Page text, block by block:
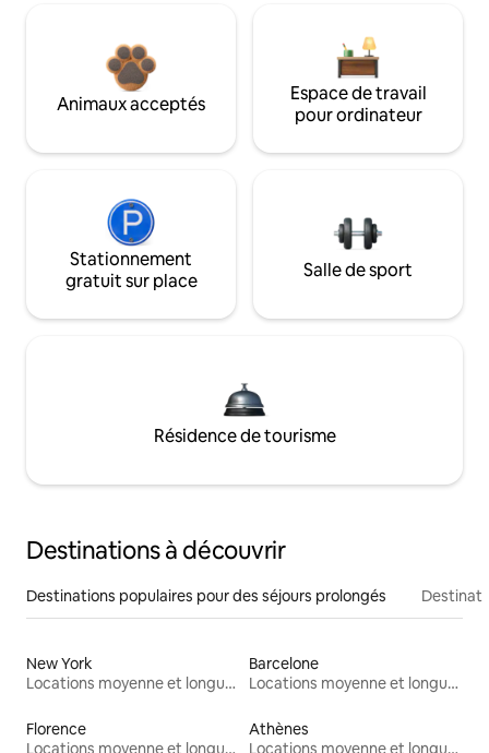
Animaux acceptés
Espace de travail
pour ordinateur
Stationnement
gratuit sur place
Salle de sport
Résidence de tourisme
Destinations à découvrir
Destinations populaires pour des séjours prolongés
New York
Locations moyenne et longue durée
Barcelone
Locations moyenne et longue durée
Florence
Locations moyenne et longue durée
Athènes
Locations moyenne et longue durée